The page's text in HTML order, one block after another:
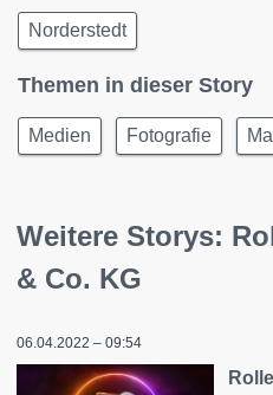
Norderstedt
Themen in dieser Story
Medien Fotografie
Weitere Storys:
& Co. KG
06.04.2022 – 09:54